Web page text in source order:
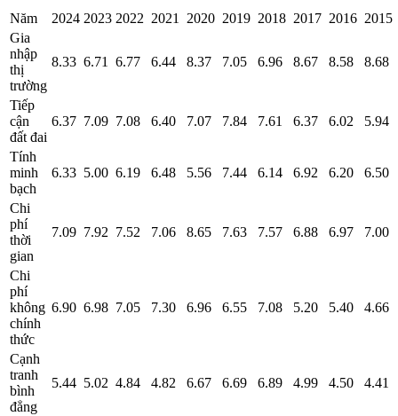
Năm 2024 2023 2022 2021 2020 2019 2018 2017 2016 2015
Gia
nhập
thị
trường
8.33 6.71 6.77 6.44 8.37 7.05 6.96 8.67 8.58 8.68
Tiếp
cận
đất đai
6.37 7.09 7.08 6.40 7.07 7.84 7.61 6.37 6.02 5.94
Tính
minh
bạch
6.33 5.00 6.19 6.48 5.56 7.44 6.14 6.92 6.20 6.50
Chi
phí
thời
gian
7.09 7.92 7.52 7.06 8.65 7.63 7.57 6.88 6.97 7.00
Chi
phí
không
chính
thức
6.90 6.98 7.05 7.30 6.96 6.55 7.08 5.20 5.40 4.66
Cạnh
tranh
bình
đẳng
5.44 5.02 4.84 4.82 6.67 6.69 6.89 4.99 4.50 4.41